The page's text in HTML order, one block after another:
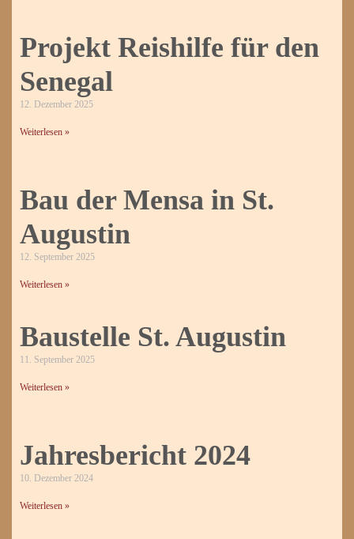
Projekt Reishilfe für den
Senegal
12. Dezember 2025
Weiterlesen »
Bau der Mensa in St.
Augustin
12. September 2025
Weiterlesen »
Baustelle St. Augustin
11. September 2025
Weiterlesen »
Jahresbericht 2024
10. Dezember 2024
Weiterlesen »